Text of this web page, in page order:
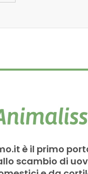
è il primo
scambio di